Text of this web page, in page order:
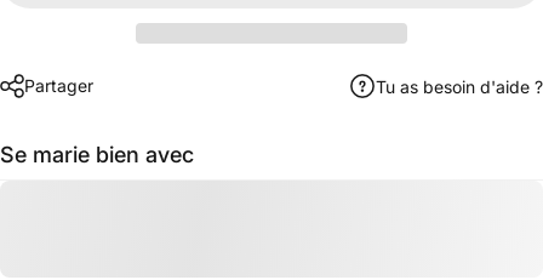
Partager Tu as besoin d'aide ?
Se marie bien avec